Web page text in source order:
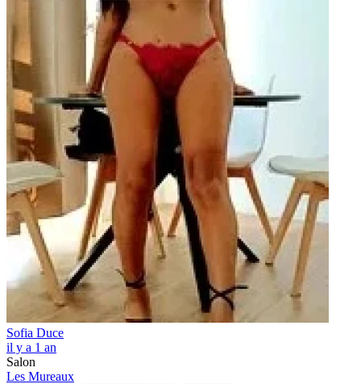
Sofia Duce
il y a 1 an
Salon
Les Mureaux